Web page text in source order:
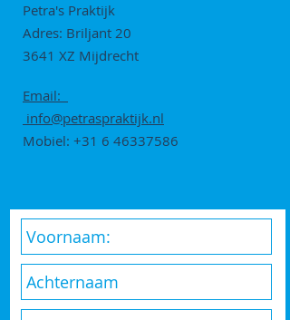
Petra's Praktijk
Adres: Briljant 20
3641 XZ Mijdrecht
Email:
info@petraspraktijk.nl
Mobiel: +31 6 46337586